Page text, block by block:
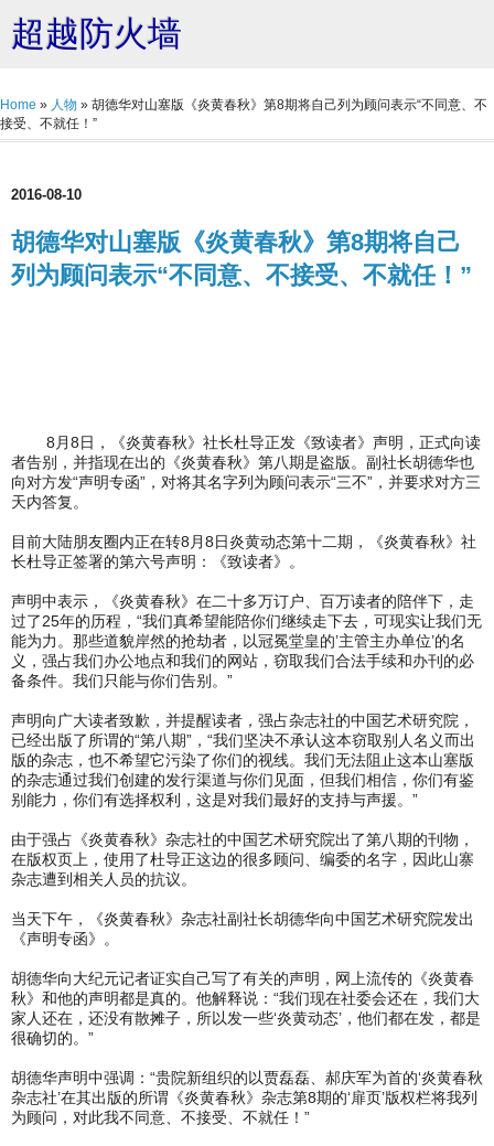
超越防火墙
Home » 人物 » 胡德华对山塞版《炎黄春秋》第8期将自己列为顾问表示“不同意、不
接受、不就任！”
2016-08-10
胡德华对山塞版《炎黄春秋》第8期将自己
列为顾问表示“不同意、不接受、不就任！”
8月8日，《炎黄春秋》社长杜导正发《致读者》声明，正式向读
者告别，并指现在出的《炎黄春秋》第八期是盗版。副社长胡德华也
向对方发“声明专函”，对将其名字列为顾问表示“三不”，并要求对方三
天内答复。
目前大陆朋友圈内正在转8月8日炎黄动态第十二期，《炎黄春秋》社
长杜导正签署的第六号声明：《致读者》。
声明中表示，《炎黄春秋》在二十多万订户、百万读者的陪伴下，走
过了25年的历程，“我们真希望能陪你们继续走下去，可现实让我们无
能为力。那些道貌岸然的抢劫者，以冠冕堂皇的’主管主办单位’的名
义，强占我们办公地点和我们的网站，窃取我们合法手续和办刊的必
备条件。我们只能与你们告别。”
声明向广大读者致歉，并提醒读者，强占杂志社的中国艺术研究院，
已经出版了所谓的“第八期”，“我们坚决不承认这本窃取别人名义而出
版的杂志，也不希望它污染了你们的视线。我们无法阻止这本山塞版
的杂志通过我们创建的发行渠道与你们见面，但我们相信，你们有鉴
别能力，你们有选择权利，这是对我们最好的支持与声援。”
由于强占《炎黄春秋》杂志社的中国艺术研究院出了第八期的刊物，
在版权页上，使用了杜导正这边的很多顾问、编委的名字，因此山寨
杂志遭到相关人员的抗议。
当天下午，《炎黄春秋》杂志社副社长胡德华向中国艺术研究院发出
《声明专函》。
胡德华向大纪元记者证实自己写了有关的声明，网上流传的《炎黄春
秋》和他的声明都是真的。他解释说：“我们现在社委会还在，我们大
家人还在，还没有散摊子，所以发一些‘炎黄动态’，他们都在发，都是
很确切的。”
胡德华声明中强调：“贵院新组织的以贾磊磊、郝庆军为首的‘炎黄春秋
杂志社’在其出版的所谓《炎黄春秋》杂志第8期的‘扉页’版权栏将我列
为顾问，对此我不同意、不接受、不就任！”